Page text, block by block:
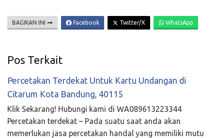
BAGIKAN INI Facebook Twitter/X WhatsApp
Pos Terkait
Percetakan Terdekat Untuk Kartu Undangan di
Citarum Kota Bandung, 40115
Klik Sekarang! Hubungi kami di WA089613223344
Percetakan terdekat – Pada suatu saat anda akan
memerlukan jasa percetakan handal yang memiliki mutu